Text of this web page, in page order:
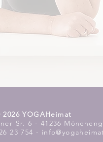
YOGAHeimat
Sr. 6 - 41236
23 754 -